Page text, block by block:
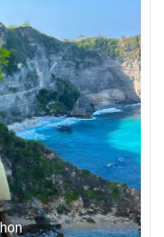
để xem thêm về